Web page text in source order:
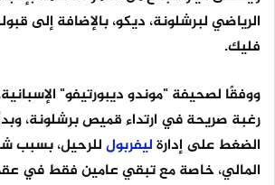
الرياضي لبرشلونة، ديكو، بالإضافة إلى
فليك.
ووفقًا لصحيفة "موندو ديبورتيفو"
رغبة صريحة في ارتداء قميص برشلونة،
الضغط على إدارةليفربولللرحيل، بسبب
المالي، خاصة مع تبقي عامين فقط في